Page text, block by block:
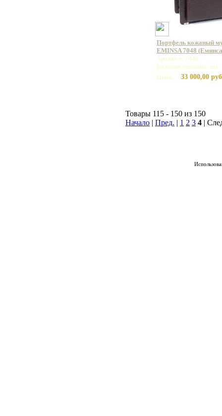
Портфель кожаный
EMINSA 7048
Артикул: 7048
Базовая единица: шт
Цена:
33 000,00
Товары 115 - 150 из 150
Начало
Пред. 1 2 3 4 |